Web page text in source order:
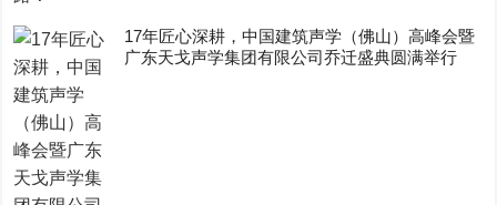
17年匠心深耕，中国建筑声学（佛山）高峰会暨
广东天戈声学集团有限公司乔迁盛典圆满举行